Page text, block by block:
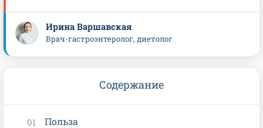
Ирина Варшавская
Врач-гастроэнтеролог, диетолог
Содержание
Польза